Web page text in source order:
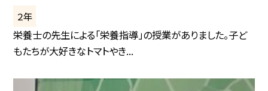
２年
栄養士の先生による「栄養指導」の授業がありました。子ど
もたちが大好きなトマトやき...